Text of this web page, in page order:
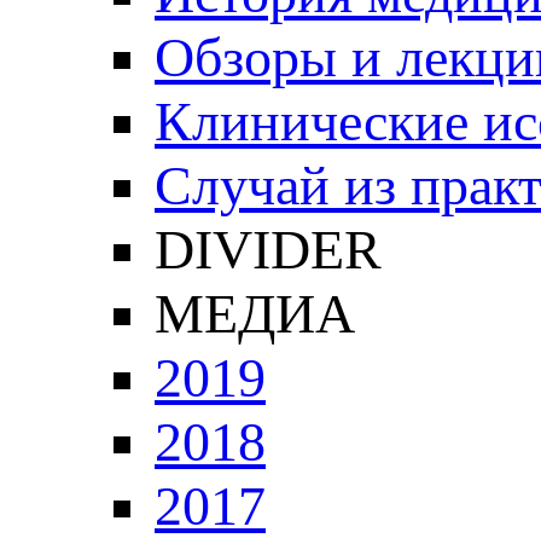
Обзоры и
Клинические
Случай из
DIVIDER
МЕДИА
2019
2018
2017